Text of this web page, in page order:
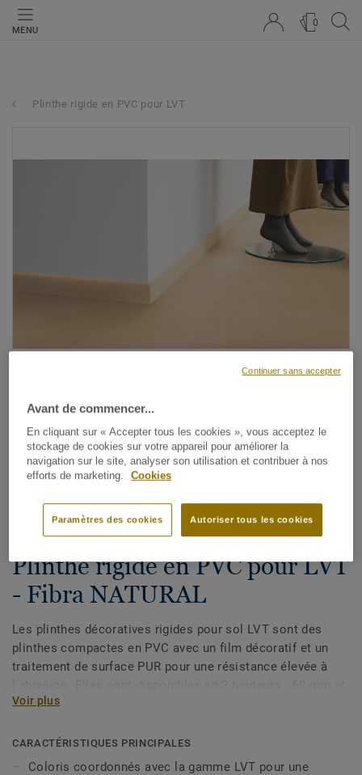
MENU
0
Plinthe rigide en PVC pour LVT
Voir tous les décors (175)
Plinthes, angles & profilés
Plinthe rigide en PVC pour LVT
- Fibra NATURAL
Les plinthes décoratives rigides pour sol LVT sont des
plinthes compactes en PVC avec un film décoratif et un
traitement de surface PUR pour une résistance élevée à
80 mm (gamme Ultimate) et ont des couleurs coordonnées
décoratives sont compatibles avec tous nos revêtements
LVT (à coller, à cliquer et en pose libre).
Voir plus
CARACTÉRISTIQUES PRINCIPALES
Coloris coordonnés avec la gamme LVT pour une
Avant de commencer...
En cliquant sur « Accepter tous les cookies », vous acceptez le
stockage de cookies sur votre appareil pour améliorer la
navigation sur le site, analyser son utilisation et contribuer à nos
efforts de marketing.
Cookies
Autoriser tous les cookies
Paramètres des cookies
Continuer sans accepter